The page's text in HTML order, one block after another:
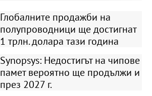
Глобалните продажби на
полупроводници ще достигнат
1 трлн. долара тази година
Synopsys: Недостигът на чипове
памет вероятно ще продължи и
през 2027 г.